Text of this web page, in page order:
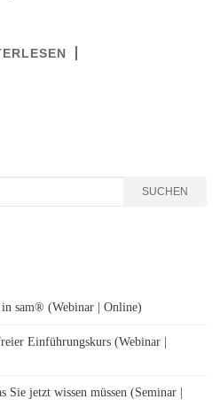
SUCHEN
sam® (Webinar | Online)
Einführungskurs (Webinar |
jetzt wissen müssen (Seminar |